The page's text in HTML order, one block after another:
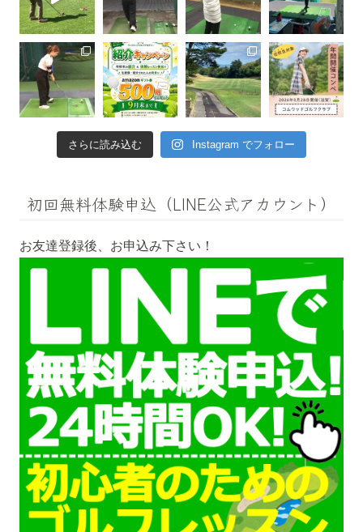
さらに読み込む Instagram でフォロー
初回無料体験申込（LINE公式アカウント）
お友達登録後、お申込み下さい！